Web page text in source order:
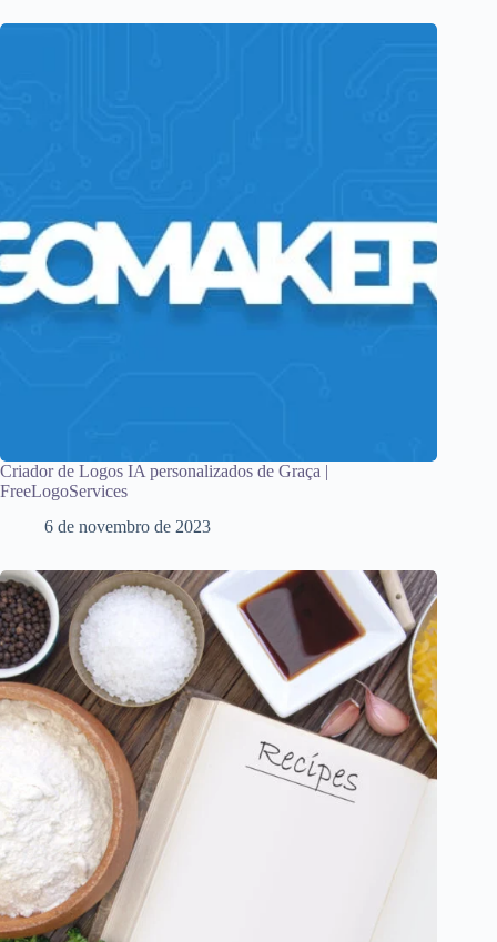
Criador de Logos IA personalizados de Graça |
FreeLogoServices
6 de novembro de 2023